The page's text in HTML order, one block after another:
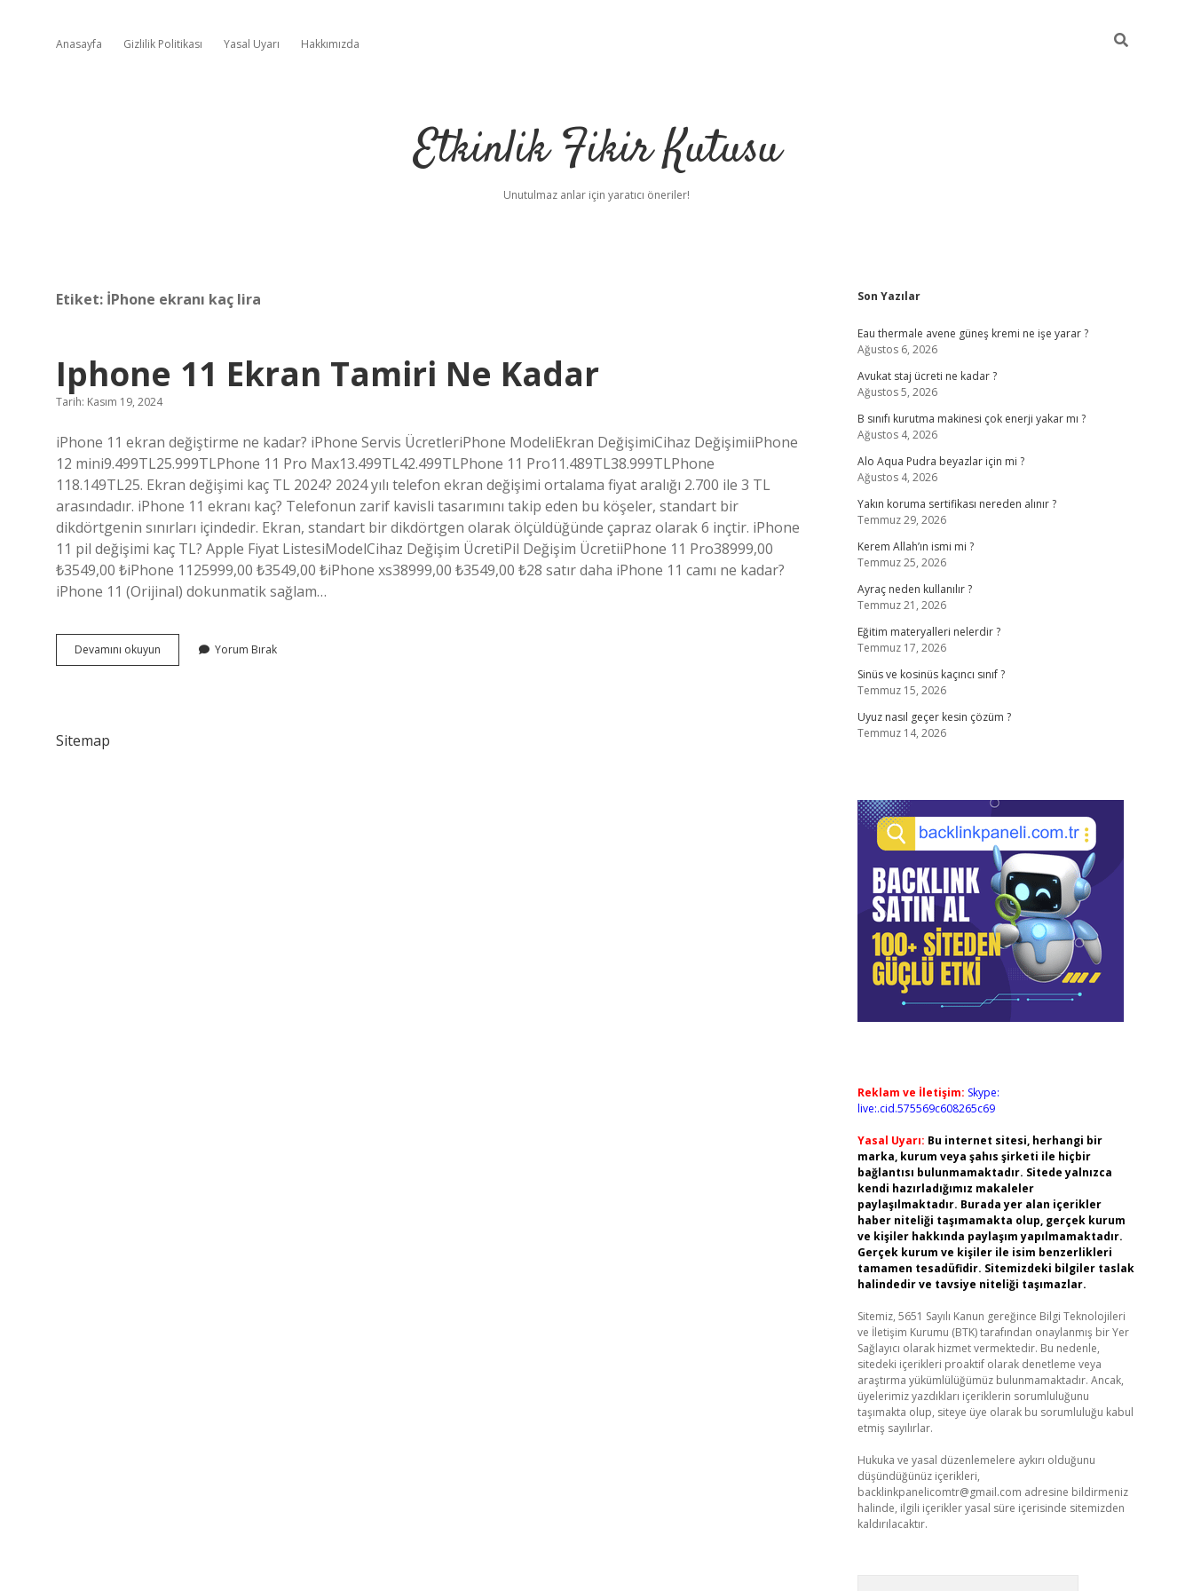
Anasayfa Gizlilik Politikası Yasal Uyarı Hakkımızda
Etkinlik Fikir Kutusu
Unutulmaz anlar için yaratıcı öneriler!
Etiket: İPhone ekranı kaç lira
Iphone 11 Ekran Tamiri Ne Kadar
Tarih: Kasım 19, 2024
iPhone 11 ekran değiştirme ne kadar? iPhone Servis ÜcretleriPhone ModeliEkran DeğişimiCihaz DeğişimiiPhone
12 mini9.499TL25.999TLPhone 11 Pro Max13.499TL42.499TLPhone 11 Pro11.489TL38.999TLPhone
118.149TL25. Ekran değişimi kaç TL 2024? 2024 yılı telefon ekran değişimi ortalama fiyat aralığı 2.700 ile 3 TL
arasındadır. iPhone 11 ekranı kaç? Telefonun zarif kavisli tasarımını takip eden bu köşeler, standart bir
dikdörtgenin sınırları içindedir. Ekran, standart bir dikdörtgen olarak ölçüldüğünde çapraz olarak 6 inçtir. iPhone
11 pil değişimi kaç TL? Apple Fiyat ListesiModelCihaz Değişim ÜcretiPil Değişim ÜcretiiPhone 11 Pro38999,00
₺3549,00 ₺iPhone 1125999,00 ₺3549,00 ₺iPhone xs38999,00 ₺3549,00 ₺28 satır daha iPhone 11 camı ne kadar?
iPhone 11 (Orijinal) dokunmatik sağlam…
Devamını okuyun
11
Yorum Bırak
Sitemap
Sidebar
Son Yazılar
Eau thermale avene güneş kremi ne işe yarar ?
Ağustos 6, 2026
Avukat staj ücreti ne kadar ?
Ağustos 5, 2026
B sınıfı kurutma makinesi çok enerji yakar mı ?
Ağustos 4, 2026
Alo Aqua Pudra beyazlar için mi ?
Ağustos 4, 2026
Yakın koruma sertifikası nereden alınır ?
Temmuz 29, 2026
Kerem Allah’ın ismi mi ?
Temmuz 25, 2026
Ayraç neden kullanılır ?
Temmuz 21, 2026
Eğitim materyalleri nelerdir ?
Temmuz 17, 2026
Sinüs ve kosinüs kaçıncı sınıf ?
Temmuz 15, 2026
Uyuz nasıl geçer kesin çözüm ?
Temmuz 14, 2026
Reklam ve İletişim: Skype:
live:.cid.575569c608265c69
Yasal Uyarı: Bu internet sitesi, herhangi bir
marka, kurum veya şahıs şirketi ile hiçbir
bağlantısı bulunmamaktadır. Sitede yalnızca
kendi hazırladığımız makaleler
paylaşılmaktadır. Burada yer alan içerikler
haber niteliği taşımamakta olup, gerçek kurum
ve kişiler hakkında paylaşım yapılmamaktadır.
Gerçek kurum ve kişiler ile isim benzerlikleri
tamamen tesadüfidir. Sitemizdeki bilgiler taslak
halindedir ve tavsiye niteliği taşımazlar.
Sitemiz, 5651 Sayılı Kanun gereğince Bilgi Teknolojileri
ve İletişim Kurumu (BTK) tarafından onaylanmış bir Yer
Sağlayıcı olarak hizmet vermektedir. Bu nedenle,
sitedeki içerikleri proaktif olarak denetleme veya
araştırma yükümlülüğümüz bulunmamaktadır. Ancak,
üyelerimiz yazdıkları içeriklerin sorumluluğunu
taşımakta olup, siteye üye olarak bu sorumluluğu kabul
etmiş sayılırlar.
Hukuka ve yasal düzenlemelere aykırı olduğunu
düşündüğünüz içerikleri,
backlinkpanelicomtr@gmail.com adresine bildirmeniz
halinde, ilgili içerikler yasal süre içerisinde sitemizden
kaldırılacaktır.